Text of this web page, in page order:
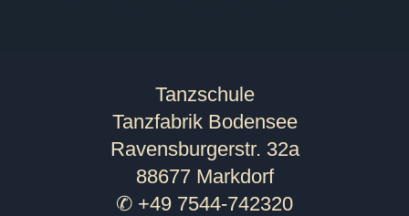
Tanzschule
Tanzfabrik Bodensee
Ravensburgerstr. 32a
88677 Markdorf
✆ +49 7544-742320